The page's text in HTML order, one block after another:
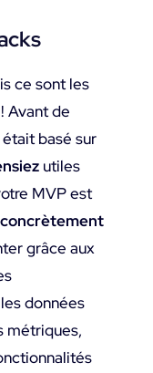
ce sont les
Avant de
basé sur
utiles
MVP est
concrètement
grâce aux
données
métriques,